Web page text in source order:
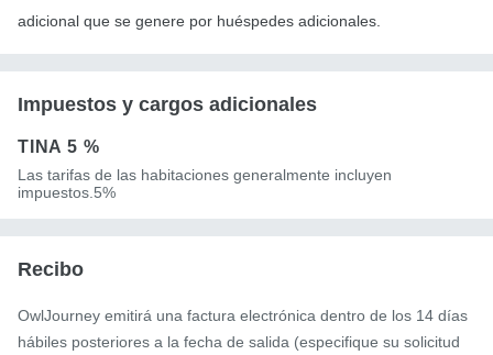
adicional que se genere por huéspedes adicionales.
Impuestos y cargos adicionales
TINA 5 %
Las tarifas de las habitaciones generalmente incluyen
impuestos.5%
Recibo
OwlJourney emitirá una factura electrónica dentro de los 14 días
hábiles posteriores a la fecha de salida (especifique su solicitud